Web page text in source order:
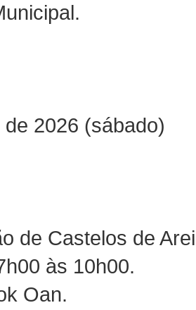
2026 (sábado)
de Castelos de
às 10h00.
Oan.